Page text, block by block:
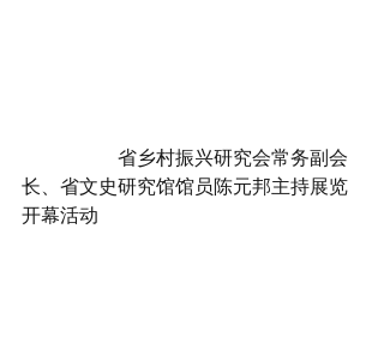
      省乡村振兴研究会常务副会
长、省文史研究馆馆员陈元邦主持展览
开幕活动